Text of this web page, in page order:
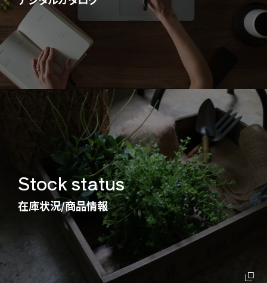
Stock status
在庫状況/商品情報